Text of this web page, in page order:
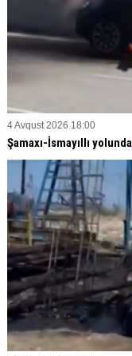
4 Avqust 2026 18:00
Şamaxı-İsmayıllı yolunda